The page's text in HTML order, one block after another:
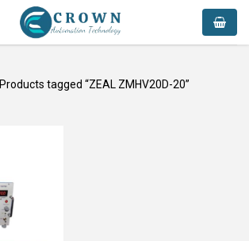
Products tagged “ZEAL ZMHV20D-20”